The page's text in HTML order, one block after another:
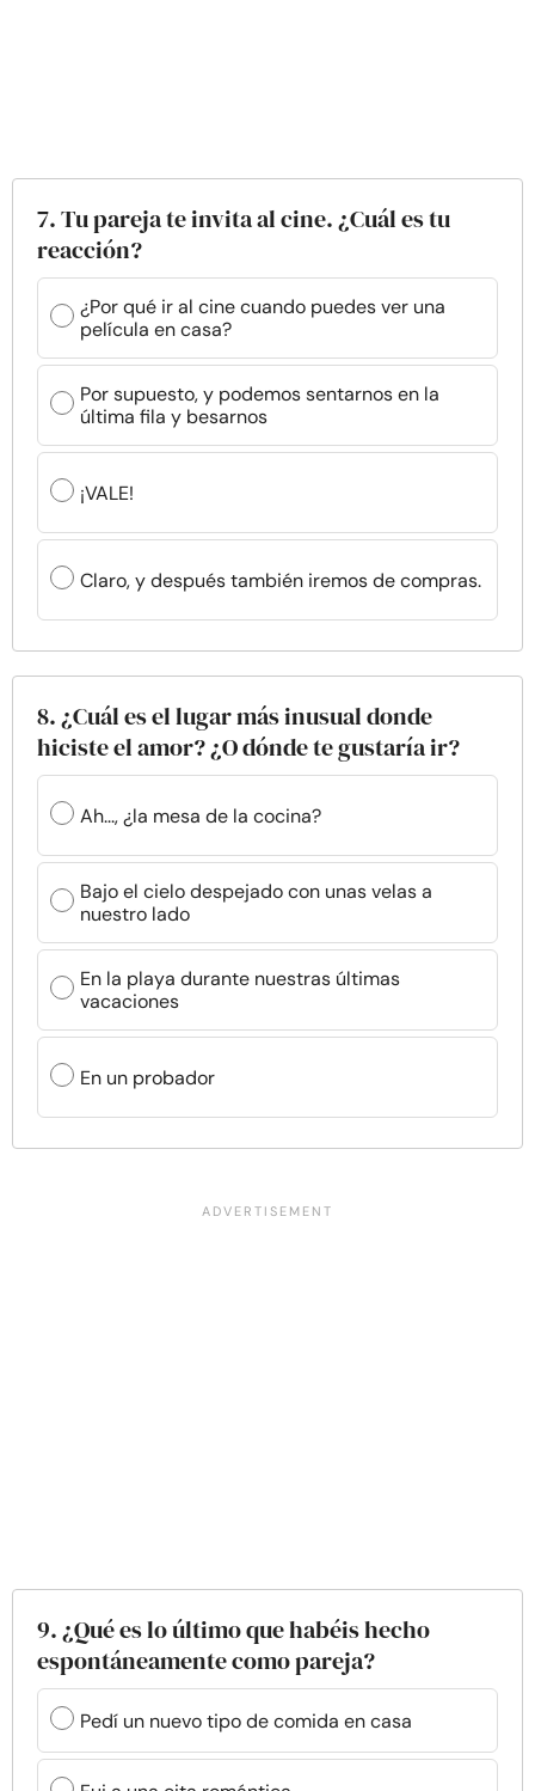
7. Tu pareja te invita al cine. ¿Cuál es tu
reacción?
¿Por qué ir al cine cuando puedes ver una
película en casa?
Por supuesto, y podemos sentarnos en la
última fila y besarnos
¡VALE!
Claro, y después también iremos de compras.
8. ¿Cuál es el lugar más inusual donde
hiciste el amor? ¿O dónde te gustaría ir?
Ah..., ¿la mesa de la cocina?
Bajo el cielo despejado con unas velas a
nuestro lado
En la playa durante nuestras últimas
vacaciones
En un probador
9. ¿Qué es lo último que habéis hecho
espontáneamente como pareja?
Pedí un nuevo tipo de comida en casa